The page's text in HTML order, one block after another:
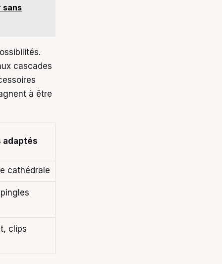
sans
cascades
à être
adaptés
cathédrale
clips